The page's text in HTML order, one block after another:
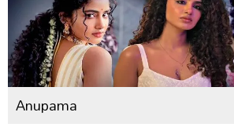
Anupama